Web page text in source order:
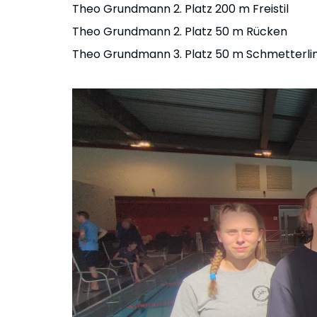
Theo Grundmann 2. Platz 200 m Freistil
Theo Grundmann 2. Platz 50 m Rücken
Theo Grundmann 3. Platz 50 m